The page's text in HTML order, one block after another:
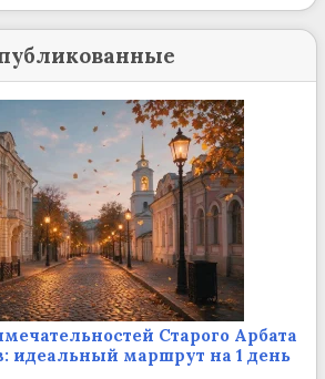
Старого Арбата
идеальный маршрут на 1 день